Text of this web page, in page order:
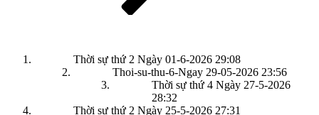
Thời sự thứ 2 Ngày 01-6-2026 29:08
Thoi-su-thu-6-Ngay 29-05-2026 23:56
Thời sự thứ 4 Ngày 27-5-2026
28:32
Thời sự thứ 2 Ngày 25-5-2026 27:31